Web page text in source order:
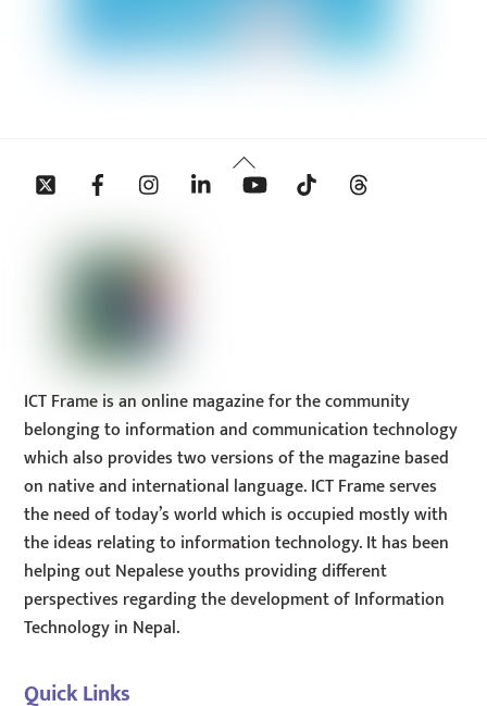
Back
To
Twitter Facebook InstagramLinkedin YouTube Tiktok
ICT Frame is an online magazine for the community
belonging to information and communication technology
which also provides two versions of the magazine based
on native and international language. ICT Frame serves
the need of today’s world which is occupied mostly with
the ideas relating to information technology. It has been
helping out Nepalese youths providing different
perspectives regarding the development of Information
Technology in Nepal.
Quick Links